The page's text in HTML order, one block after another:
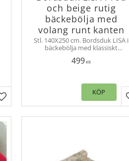
Lägg till i favoriter
och beige rutig
bäckebölja med
volang runt kanten
Stl. 140X250 cm. Bordsduk LISA i
bäckebölja med klassiskt
längs kanterna ger stil och charm,
touch.
499KR
KÖP